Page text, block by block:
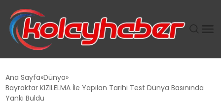
SUWEN’IN İSTIHDAM MODELI EKONOMIDE KADIN
Ana Sayfa Dünya
Bayraktar KIZILELMA İle Yapılan Tarihi Test Dünya Basınında
Yankı Buldu